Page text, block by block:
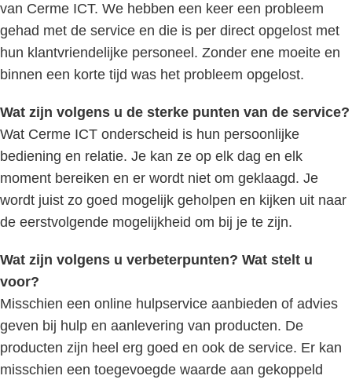
van Cerme ICT. We hebben een keer een probleem
gehad met de service en die is per direct opgelost met
hun klantvriendelijke personeel. Zonder ene moeite en
binnen een korte tijd was het probleem opgelost.
Wat zijn volgens u de sterke punten van de service?
Wat Cerme ICT onderscheid is hun persoonlijke
bediening en relatie. Je kan ze op elk dag en elk
moment bereiken en er wordt niet om geklaagd. Je
wordt juist zo goed mogelijk geholpen en kijken uit naar
de eerstvolgende mogelijkheid om bij je te zijn.
Wat zijn volgens u verbeterpunten? Wat stelt u
voor?
Misschien een online hulpservice aanbieden of advies
geven bij hulp en aanlevering van producten. De
producten zijn heel erg goed en ook de service. Er kan
misschien een toegevoegde waarde aan gekoppeld